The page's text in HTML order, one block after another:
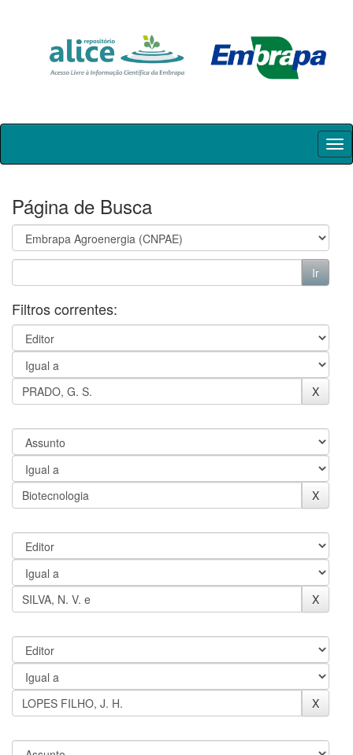
Skip
Página de Busca
Filtros correntes: